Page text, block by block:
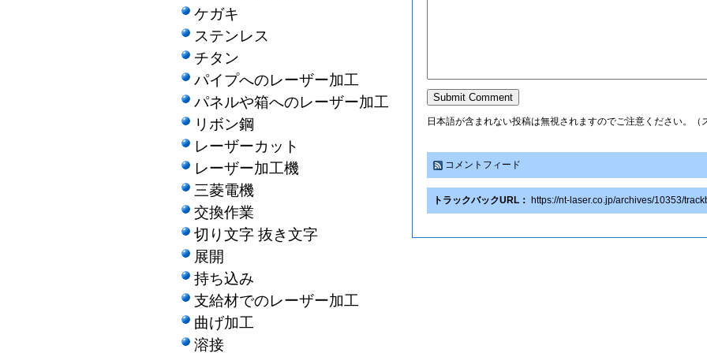
日本語が含まれない投稿は無視されますのでご注意ください。（
コメントフィード
トラックバックURL： https://nt-laser.co.jp/archives/10353/
ケガキ
ステンレス
チタン
パイプへのレーザー加工
パネルや箱へのレーザー加工
リボン鋼
レーザーカット
レーザー加工機
三菱電機
交換作業
切り文字 抜き文字
展開
持ち込み
支給材でのレーザー加工
曲げ加工
溶接